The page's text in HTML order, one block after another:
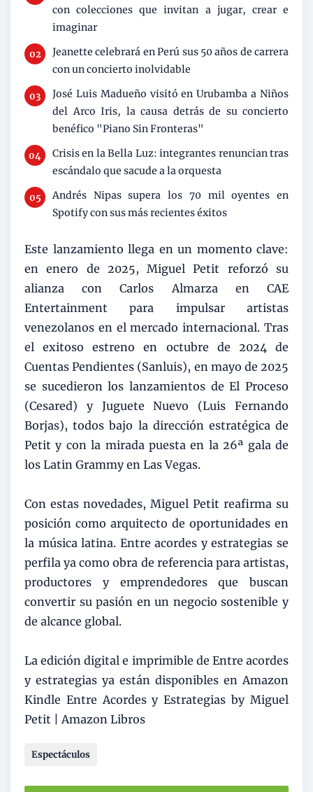
con colecciones que invitan a jugar, crear e
imaginar
Jeanette celebrará en Perú sus 50 años de carrera
con un concierto inolvidable
José Luis Madueño visitó en Urubamba a Niños
del Arco Iris, la causa detrás de su concierto
benéfico "Piano Sin Fronteras"
Crisis en la Bella Luz: integrantes renuncian tras
escándalo que sacude a la orquesta
Andrés Nipas supera los 70 mil oyentes en
Spotify con sus más recientes éxitos
Este lanzamiento llega en un momento clave:
en enero de 2025, Miguel Petit reforzó su
alianza con Carlos Almarza en CAE
Entertainment para impulsar artistas
venezolanos en el mercado internacional. Tras
el exitoso estreno en octubre de 2024 de
Cuentas Pendientes (Sanluis), en mayo de 2025
se sucedieron los lanzamientos de El Proceso
(Cesared) y Juguete Nuevo (Luis Fernando
Borjas), todos bajo la dirección estratégica de
Petit y con la mirada puesta en la 26ª gala de
los Latin Grammy en Las Vegas.
Con estas novedades, Miguel Petit reafirma su
posición como arquitecto de oportunidades en
la música latina. Entre acordes y estrategias se
perfila ya como obra de referencia para artistas,
productores y emprendedores que buscan
convertir su pasión en un negocio sostenible y
de alcance global.
La edición digital e imprimible de Entre acordes
y estrategias ya están disponibles en Amazon
Kindle Entre Acordes y Estrategias by Miguel
Petit | Amazon Libros
Espectáculos